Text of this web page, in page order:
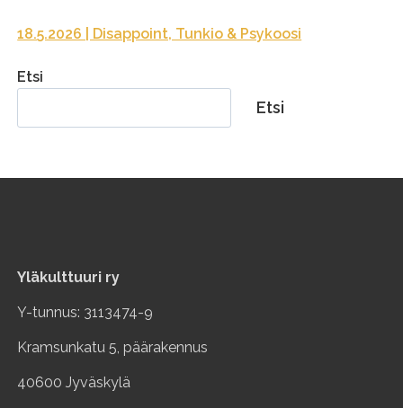
18.5.2026 | Disappoint, Tunkio & Psykoosi
Etsi
Etsi
Yläkulttuuri ry
Y-tunnus: 3113474-9
Kramsunkatu 5, päärakennus
40600 Jyväskylä